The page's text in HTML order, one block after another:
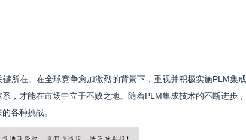
所在。在全球竞争愈加激烈的背景下，重视并积极实施PLM集
，才能在市场中立于不败之地。随着PLM集成技术的不断进步
各种挑战。